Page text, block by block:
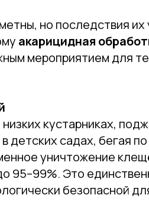
но последствия их
акарицидная
мероприятием для
кустарниках,
детских садах, бегая
уничтожение
95–99%. Это
безопасной